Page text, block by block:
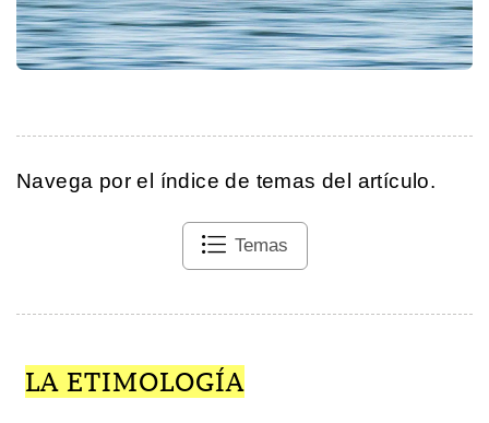
Navega por el índice de temas del artículo.
Temas
LA ETIMOLOGÍA